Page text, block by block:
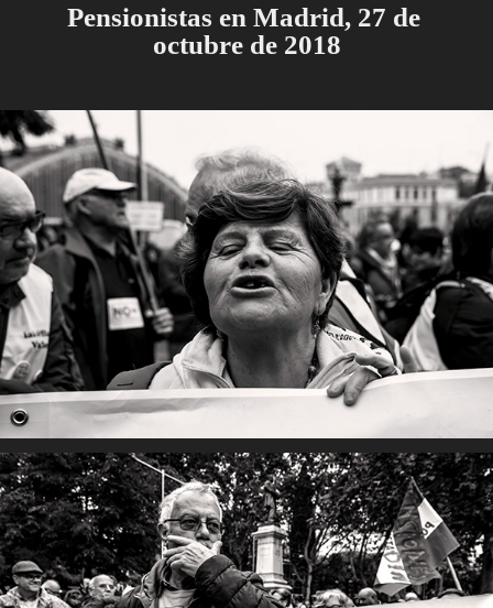
Pensionistas en Madrid, 27 de
octubre de 2018